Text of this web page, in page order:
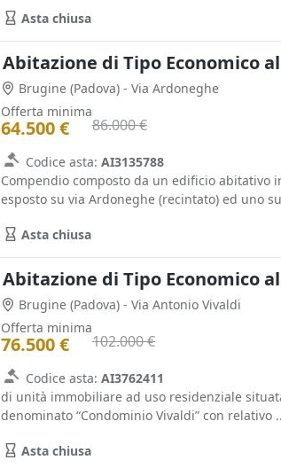
Asta chiusa
Abitazione di Tipo Economico
Brugine (Padova) - Via Ardoneghe
Offerta minima
64.500 € 86.000 €
Codice asta: AI3135788
Compendio composto da un edificio
esposto su via Ardoneghe (recintato) ed uno
Asta chiusa
Abitazione di Tipo Economico
Brugine (Padova) - Via Antonio Vivaldi
Offerta minima
76.500 € 102.000 €
Codice asta: AI3762411
di unità immobiliare ad uso residenziale
denominato “Condominio Vivaldi” con relativo
Asta chiusa